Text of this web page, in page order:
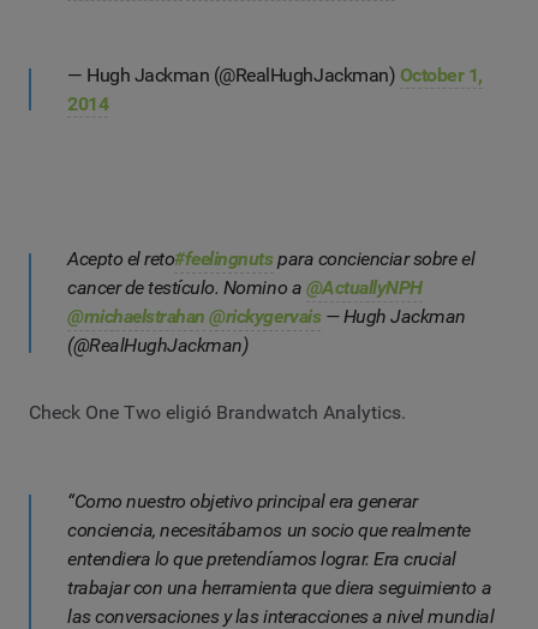
— Hugh Jackman (@RealHughJackman) October 1,
2014
Acepto el reto#feelingnutspara concienciar sobre el
cancer de testículo. Nomino a @ActuallyNPH
@michaelstrahan @rickygervais— Hugh Jackman
(@RealHughJackman)
Check One Two eligió Brandwatch Analytics.
“Como nuestro objetivo principal era generar
conciencia, necesitábamos un socio que realmente
entendiera lo que pretendíamos lograr. Era crucial
trabajar con una herramienta que diera seguimiento a
las conversaciones y las interacciones a nivel mundial